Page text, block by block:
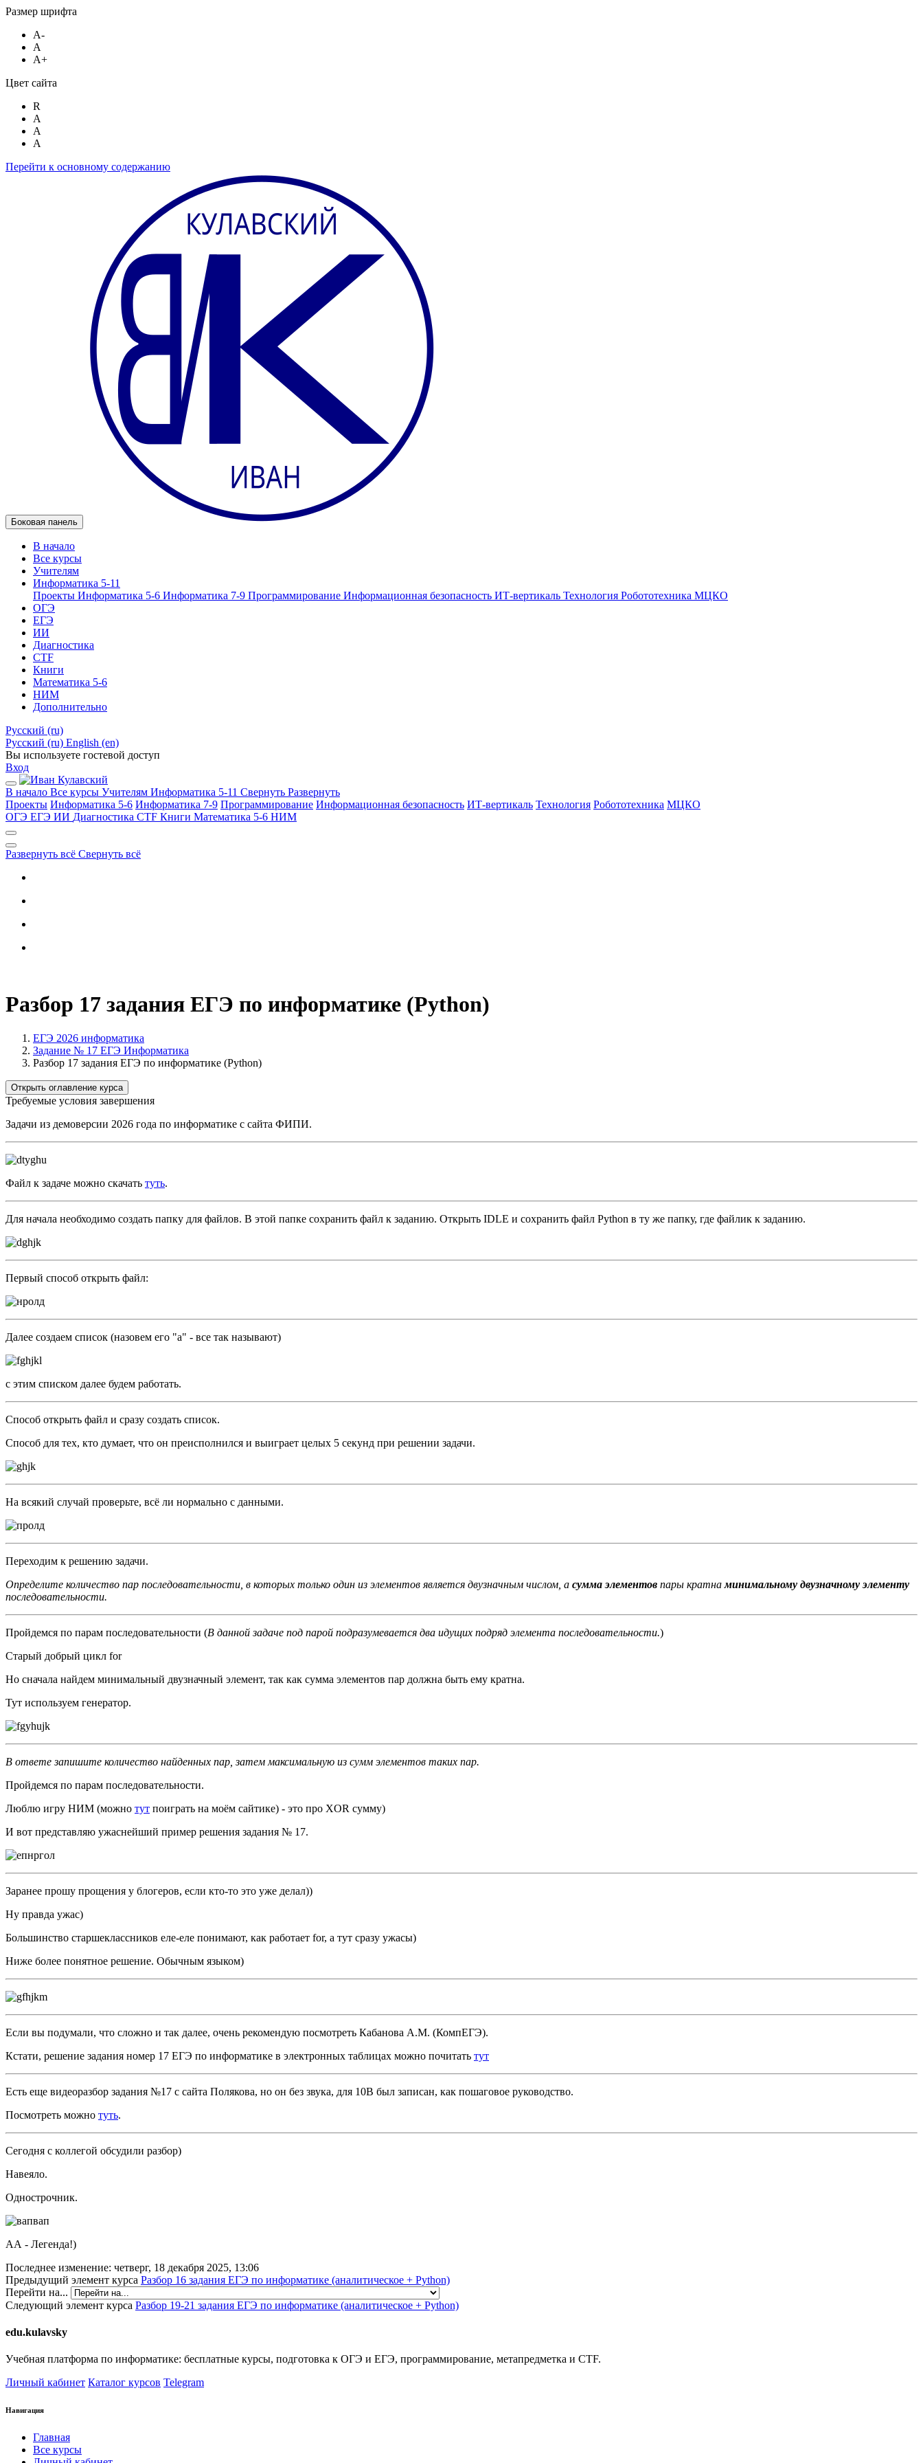
Размер шрифта
A-
A
A+
Цвет сайта
R
A
A
A
Перейти к основному содержанию
Боковая панель
В начало
Все курсы
Учителям
Информатика 5-11
Проекты Информатика 5-6 Информатика 7-9 Программирование Информационная безопасность ИТ-вертикаль Технология Робототехника МЦКО
ОГЭ
ЕГЭ
ИИ
Диагностика
CTF
Книги
Математика 5-6
НИМ
Дополнительно
Русский ‎(ru)‎
Русский ‎(ru)‎ English ‎(en)‎
Вы используете гостевой доступ
Вход
В начало Все курсы Учителям Информатика 5-11 Свернуть Развернуть
Проекты Информатика 5-6 Информатика 7-9 Программирование Информационная безопасность ИТ-вертикаль Технология Робототехника МЦКО
ОГЭ ЕГЭ ИИ Диагностика CTF Книги Математика 5-6 НИМ
Развернуть всё Свернуть всё
Разбор 17 задания ЕГЭ по информатике (Python)
ЕГЭ 2026 информатика
Задание № 17 ЕГЭ Информатика
Разбор 17 задания ЕГЭ по информатике (Python)
Открыть оглавление курса
Требуемые условия завершения
Задачи из демоверсии 2026 года по информатике с сайта ФИПИ.
Файл к задаче можно скачать туть.
Для начала необходимо создать папку для файлов. В этой папке сохранить файл к заданию. Открыть IDLE и сохранить файл Python в ту же папку, где файлик к заданию.
Первый способ открыть файл:
Далее создаем список (назовем его "a" - все так называют)
с этим списком далее будем работать.
Способ открыть файл и сразу создать список.
Способ для тех, кто думает, что он преисполнился и выиграет целых 5 секунд при решении задачи.
На всякий случай проверьте, всё ли нормально с данными.
Переходим к решению задачи.
Определите количество пар последовательности, в которых только один из элементов является двузначным числом, а сумма элементов пары кратнаминимальному двузначному элементу
последовательности.
Пройдемся по парам последовательности (В данной задаче под парой подразумевается два идущих подряд элемента последовательности.)
Старый добрый цикл for
Но сначала найдем минимальный двузначный элемент, так как сумма элементов пар должна быть ему кратна.
Тут используем генератор.
В ответе запишите количество найденных пар, затем максимальную из сумм элементов таких пар.
Пройдемся по парам последовательности.
Люблю игру НИМ (можно тут поиграть на моём сайтике) - это про XOR сумму)
И вот представляю ужаснейший пример решения задания № 17.
Заранее прошу прощения у блогеров, если кто-то это уже делал))
Ну правда ужас)
Большинство старшеклассников еле-еле понимают, как работает for, а тут сразу ужасы)
Ниже более понятное решение. Обычным языком)
Если вы подумали, что сложно и так далее, очень рекомендую посмотреть Кабанова А.М. (КомпЕГЭ).
Кстати, решение задания номер 17 ЕГЭ по информатике в электронных таблицах можно почитать тут
Есть еще видеоразбор задания №17 с сайта Полякова, но он без звука, для 10В был записан, как пошаговое руководство.
Посмотреть можно туть.
Сегодня с коллегой обсудили разбор)
Навеяло.
Однострочник.
АА - Легенда!)
Последнее изменение: четверг, 18 декабря 2025, 13:06
Предыдущий элемент курса Разбор 16 задания ЕГЭ по информатике (аналитическое + Python)
Перейти на...
Следующий элемент курса Разбор 19-21 задания ЕГЭ по информатике (аналитическое + Python)
edu.kulavsky
Учебная платформа по информатике: бесплатные курсы, подготовка к ОГЭ и ЕГЭ, программирование, метапредметка и CTF.
Личный кабинет Каталог курсов Telegram
Навигация
Главная
Все курсы